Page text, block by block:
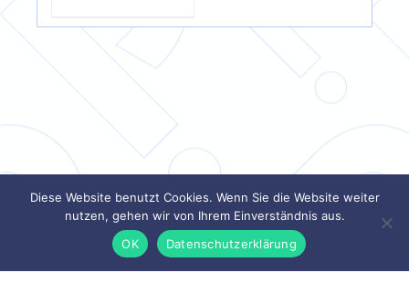
Diese Website benutzt Cookies. Wenn Sie die Website weiter
nutzen, gehen wir von Ihrem Einverständnis aus.
OK
Datenschutzerklärung